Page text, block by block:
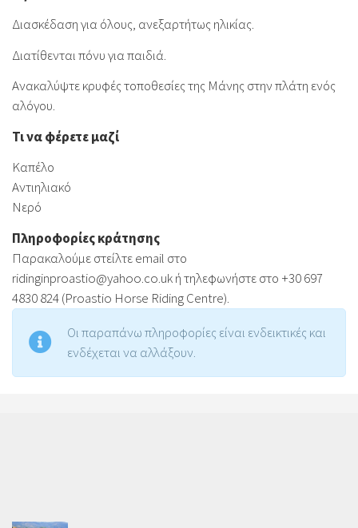
Διασκέδαση για όλους, ανεξαρτήτως ηλικίας.
Διατίθενται πόνυ για παιδιά.
Ανακαλύψτε κρυφές τοποθεσίες της Μάνης στην πλάτη ενός
αλόγου.
Τι να φέρετε μαζί
Καπέλο
Αντιηλιακό
Νερό
Πληροφορίες κράτησης
Παρακαλούμε στείλτε email στο
ridinginproastio@yahoo.co.ukή τηλεφωνήστε στο +30 697
4830 824 (Proastio Horse Riding Centre).
Οι παραπάνω πληροφορίες είναι ενδεικτικές και
ενδέχεται να αλλάξουν.